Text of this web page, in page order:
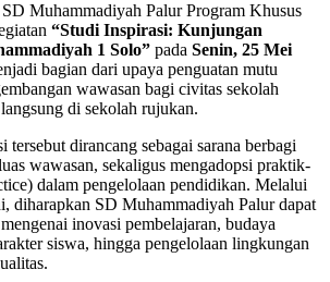
Muhammadiyah Palur Program Khusus
“Studi Inspirasi: Kunjungan
1 Solo” pada Senin, 25 Mei
bagian dari upaya penguatan mutu
wawasan bagi civitas sekolah
di sekolah rujukan.
tersebut dirancang sebagai sarana berbagi
wawasan, sekaligus mengadopsi praktik-
dalam pengelolaan pendidikan. Melalui
diharapkan SD Muhammadiyah Palur dapat
inovasi pembelajaran, budaya
siswa, hingga pengelolaan lingkungan